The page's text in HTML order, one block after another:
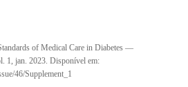
of Medical Care in Diabetes —
1, jan. 2023. Disponível em:
46/Supplement_1